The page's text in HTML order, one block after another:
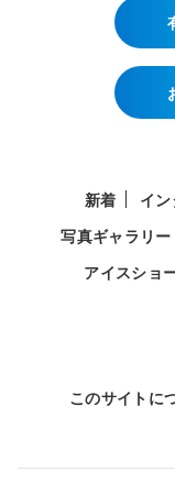
新着 イ
写真ギャラリー
アイスショ
このサイトに